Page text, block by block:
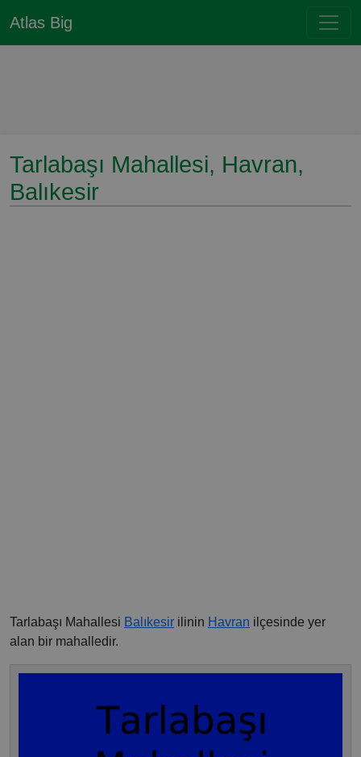
Atlas Big
Tarlabaşı Mahallesi, Havran,
Balıkesir
Tarlabaşı Mahallesi Balıkesir ilinin Havran ilçesinde yer
alan bir mahalledir.